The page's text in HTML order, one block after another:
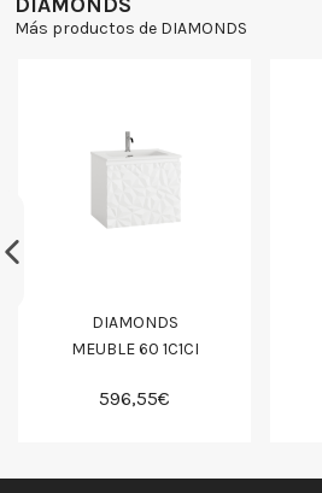
Más productos de DIAMONDS
DIAMONDS
MEUBLE 60 1C1CI
596,55€